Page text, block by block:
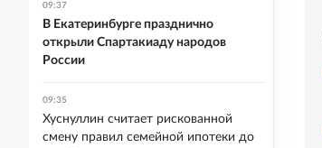
09:37
В Екатеринбурге празднично
открыли Спартакиаду народов
России
09:35
Хуснуллин считает рискованной
смену правил семейной ипотеки до